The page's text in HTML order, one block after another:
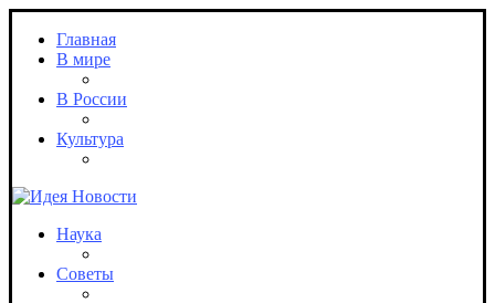
Главная
В мире
В России
Культура
Наука
Советы